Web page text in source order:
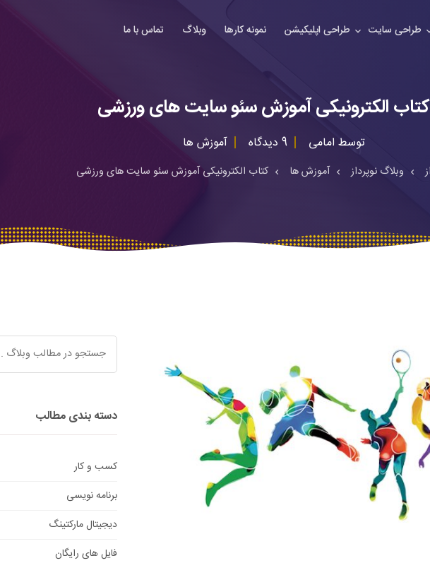
طراحی سایت طراحی اپلیکیشن نمونه کارها وبلاگ تماس با ما
کتاب الکترونیکی آموزش سئو سایت های ورزشی
توسط امامی 9 دیدگاه آموزش ها
وبلاگ نوپرداز آموزش ها کتاب الکترونیکی آموزش سئو سایت های ورزشی
دسته بندی مطالب
کسب و کار
برنامه نویسی
دیجیتال مارکتینگ
فایل های رایگان